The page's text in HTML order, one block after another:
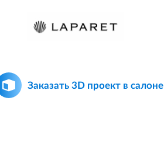
Заказать 3D проект в салоне